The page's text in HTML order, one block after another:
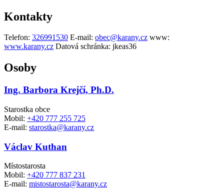
Kontakty
Telefon: 326991530 E-mail: obec@karany.cz www:
www.karany.cz Datová schránka: jkeas36
Osoby
Ing. Barbora Krejčí, Ph.D.
Starostka obce
Mobil: +420 777 255 725
E-mail: starostka@karany.cz
Václav Kuthan
Místostarosta
Mobil: +420 777 837 231
E-mail: mistostarosta@karany.cz